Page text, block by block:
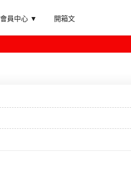
會員中心 ▼ 開箱文